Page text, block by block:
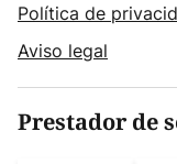
Política de
Aviso legal
Prestador de